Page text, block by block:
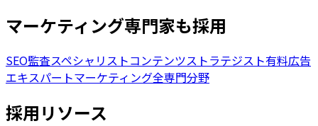
マーケティング専門家も採用
SEO監査スペシャリストコンテンツストラテジスト有料広告
エキスパートマーケティング全専門分野
採用リソース